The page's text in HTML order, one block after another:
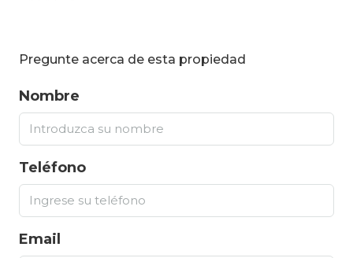
Pregunte acerca de esta propiedad
Nombre
Teléfono
Email